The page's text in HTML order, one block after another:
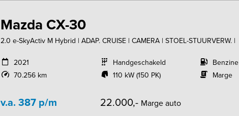
Mazda CX-30
2.0 e-SkyActiv M Hybrid | ADAP. CRUISE | CAMERA | STOEL-STUURVERW. |
2021
70.256 km
Handgeschakeld
110 kW (150 PK)
Benzine
Marge
v.a. 387 p/m 22.000,- Marge auto